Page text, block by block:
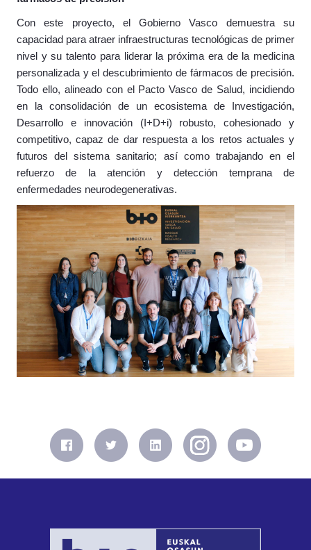
Con este proyecto, el Gobierno Vasco demuestra su
capacidad para atraer infraestructuras tecnológicas de primer
nivel y su talento para liderar la próxima era de la medicina
personalizada y el descubrimiento de fármacos de precisión.
Todo ello, alineado con el Pacto Vasco de Salud, incidiendo
en la consolidación de un ecosistema de Investigación,
Desarrollo e innovación (I+D+i) robusto, cohesionado y
competitivo, capaz de dar respuesta a los retos actuales y
futuros del sistema sanitario; así como trabajando en el
refuerzo de la atención y detección temprana de
enfermedades neurodegenerativas.